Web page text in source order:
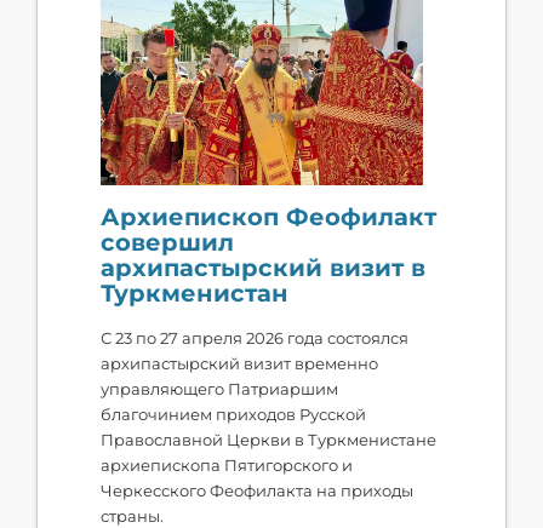
Архиепископ Феофилакт
совершил
архипастырский визит в
Туркменистан
С 23 по 27 апреля 2026 года состоялся
архипастырский визит временно
управляющего Патриаршим
благочинием приходов Русской
Православной Церкви в Туркменистане
архиепископа Пятигорского и
Черкесского Феофилакта на приходы
страны.